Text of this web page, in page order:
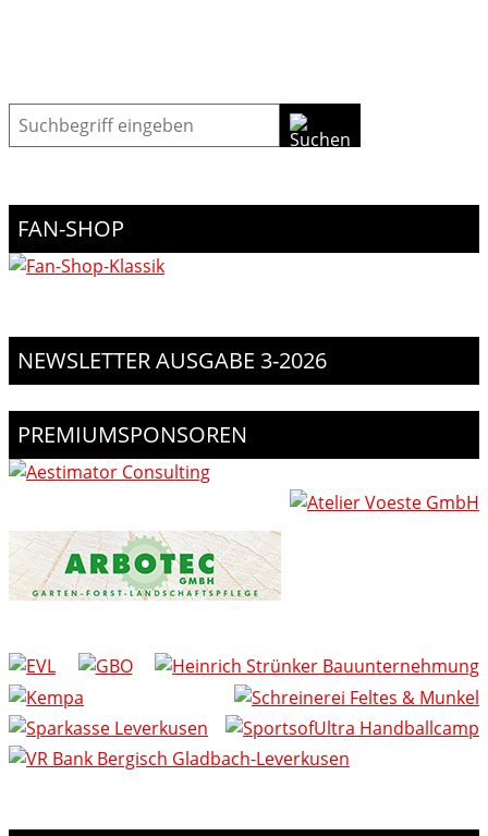
Suche
FAN-SHOP
NEWSLETTER AUSGABE 3-2026
PREMIUMSPONSOREN